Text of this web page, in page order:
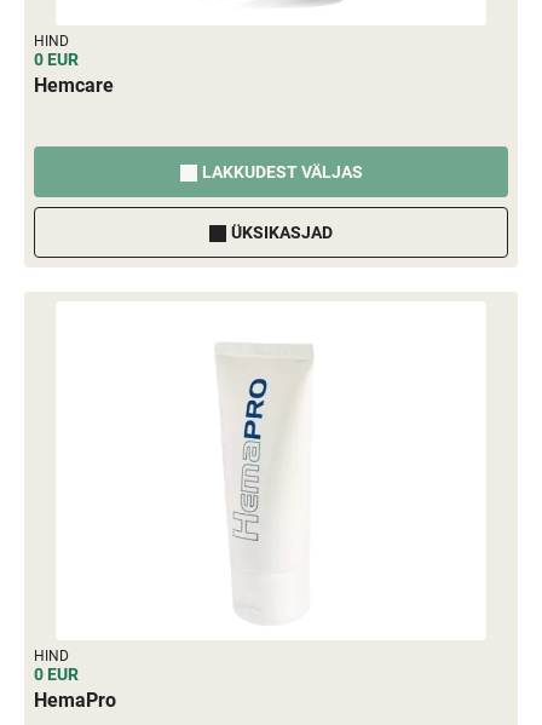
HIND
0 EUR
Hemcare
LAKKUDEST VÄLJAS
ÜKSIKASJAD
HIND
0 EUR
HemaPro